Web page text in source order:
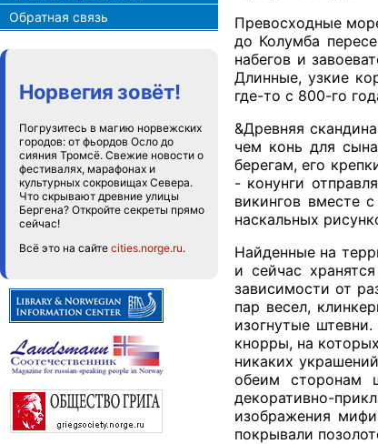
Обратная связь
Норвегия зовёт!
Погрузитесь в магию норвежских
городов: от фьордов Осло до
сияния Тромсё. Свежие новости о
фестивалях, марафонах и
культурных сокровищах Севера.
Что скрывают древние улицы
Бергена? Откройте секреты прямо
сейчас!
Всё это на сайте cities.norge.ru.
Превосходные
до Колумба
набегов и
Длинные, узкие
где-то с 800-го
&Древняя
чем конь для
берегам, его
- конунги
викингов вместе
наскальных
Найденные на
и сейчас
зависимости от
пар весел,
изогнутые
кнорры, на
никаких
обеим сторонам
декоративно-
изображения
покрывали